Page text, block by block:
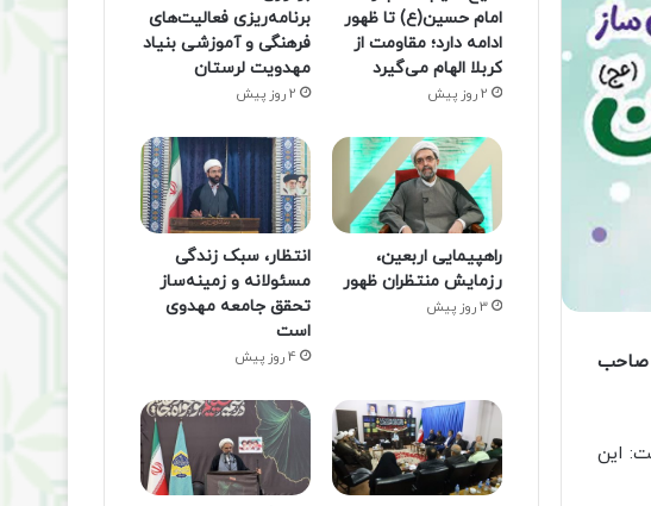
صاحب
این
امام حسین(ع) تا ظهور
ادامه دارد؛ مقاومت از
کربلا الهام می‌گیرد
2 روز پیش
برنامه‌ریزی فعالیت‌های
فرهنگی و آموزشی بنیاد
مهدویت لرستان
2 روز پیش
راهپیمایی اربعین،
رزمایش منتظران ظهور
3 روز پیش
انتظار، سبک زندگی
مسئولانه و زمینه‌ساز
تحقق جامعه مهدوی
است
4 روز پیش